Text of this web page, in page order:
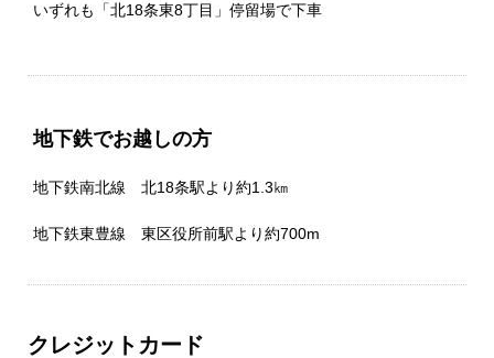
いずれも「北18条東8丁目」停留場で下車
地下鉄でお越しの方
地下鉄南北線 北18条駅より約1.3㎞
地下鉄東豊線 東区役所前駅より約700m
クレジットカード